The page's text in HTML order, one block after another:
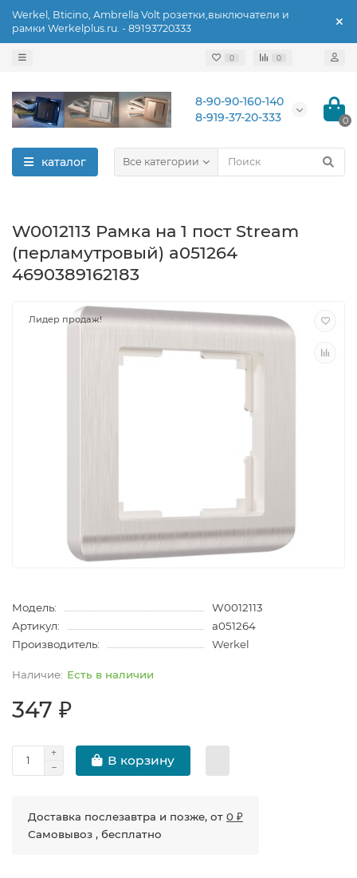
Werkel, Bticino, Ambrella Volt розетки,выключатели и
рамки Werkelplus.ru. - 89193720333
0 0
8-90-90-160-140
8-919-37-20-333
0
каталог Все категории
W0012113 Рамка на 1 пост Stream
(перламутровый) a051264
4690389162183
Лидер продаж!
Модель:
W0012113
Артикул:
a051264
Производитель:
Werkel
Есть в наличии
347 ₽
В корзину
Доставка послезавтра и позже, от 0 ₽
Самовывоз , бесплатно